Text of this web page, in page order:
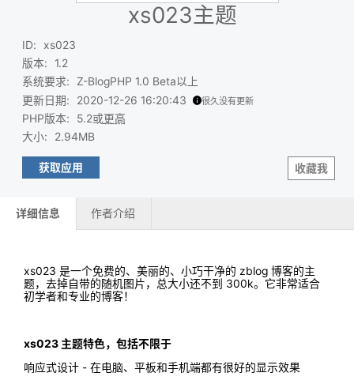
xs023主题
ID:
xs023
版本:
1.2
系统要求:
Z-BlogPHP 1.0 Beta以上
更新日期: 2020-12-26 16:20:43 很久没有更新
PHP版本: 5.2或更高
大小: 2.94MB
收藏我
获取应用
详细信息 作者介绍
xs023 是一个免费的、美丽的、小巧干净的 zblog 博客的主
题，去掉自带的随机图片，总大小还不到 300k。它非常适合
初学者和专业的博客！
xs023 主题特色，包括不限于
响应式设计 - 在电脑、平板和手机端都有很好的显示效果